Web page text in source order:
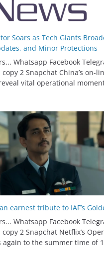
Soars as Tech Giants
and Minor Protections
Whatsapp Facebook
2 Snapchat China’s on-
vital operational
earnest tribute to IAF’s
Whatsapp Facebook
2 Snapchat Netflix’s
again to the summer time of